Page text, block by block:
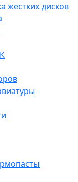
жестких дисков